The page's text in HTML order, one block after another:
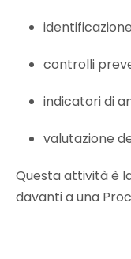
controlli
indicatori di
valutazione
Questa attività è
davanti a una